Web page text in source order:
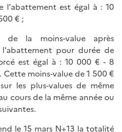
l'abattement est égal à : 10
€ ;
la moins-value après
pour durée de
est égal à : 10 000 € - 8
Cette moins-value de 1 500 €
les plus-values de même
cours de la même année ou
le 15 mars N+13 la totalité